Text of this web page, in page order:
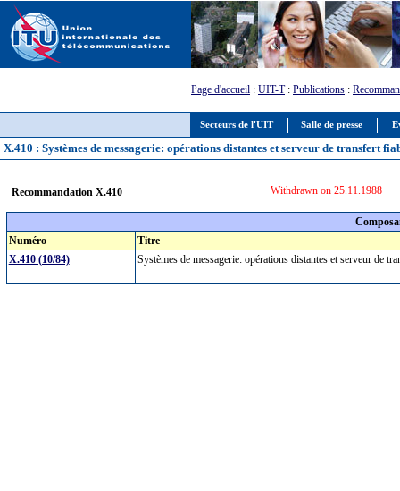
Secteurs de l'UIT Salle de presse
Page d'accueil : UIT-T: Publications :
X.410 : Systèmes de messagerie: opérations distantes et serveur de transfert
Recommandation X.410 Withdrawn on 25.11.1988
Numéro
Titre
X.410 (10/84)
Systèmes de messagerie: opérations distantes et serveur de